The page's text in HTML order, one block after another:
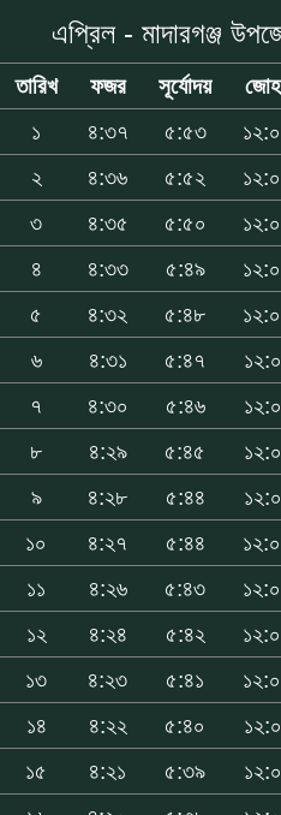
এপ্রিল - মাদারগঞ্জ
তারিখ ফজর সূর্যোদয়
১
৪:৩৭ ৫:৫৩
২
৪:৩৬ ৫:৫২
৩
৪:৩৫ ৫:৫০
৪
৪:৩৩ ৫:৪৯
৫
৪:৩২ ৫:৪৮
৬
৪:৩১ ৫:৪৭
৭
৪:৩০ ৫:৪৬
৮
৪:২৯ ৫:৪৫
৯
৪:২৮ ৫:৪৪
১০
৪:২৭ ৫:৪৪
১১
৪:২৬ ৫:৪৩
১২
৪:২৪ ৫:৪২
১৩
৪:২৩ ৫:৪১
১৪
৪:২২ ৫:৪০
১৫
৪:২১ ৫:৩৯